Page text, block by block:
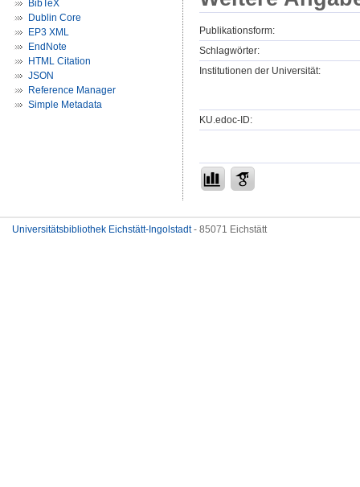
BibTeX
Dublin Core
EP3 XML
EndNote
HTML Citation
JSON
Reference Manager
Simple Metadata
Publikationsform:
Schlagwörter:
Institutionen der Universität:
KU.edoc-ID:
Universitätsbibliothek Eichstätt-Ingolstadt- 85071 Eichstätt